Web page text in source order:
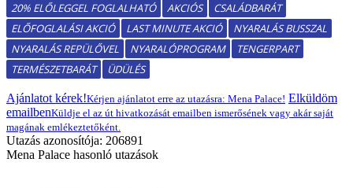
20% ELŐLEGGEL FOGLALHATÓ
AKCIÓS
CSALÁDBARÁT
ELŐFOGLALÁSI AKCIÓ
LAST MINUTE AKCIÓ
NYARALÁS BUSSZAL
NYARALÁS REPÜLŐVEL
NYARALÓPROGRAM
TENGERPART
TERMÉSZETBARÁT
ÜDÜLÉS
Ajánlatot kérek!Kérjen ajánlatot erre az utazásra: Mena Palace! Elküldöm
emailbenKüldje el az út hivatkozását emailben ismerősének vagy akár saját
magának emlékeztetőként.
Utazás azonosítója: 206891
Mena Palace hasonló utazások